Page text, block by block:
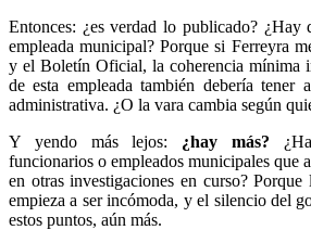
Entonces: ¿es verdad lo publicado? ¿Hay
empleada municipal? Porque si Ferreyra
y el Boletín Oficial, la coherencia mínima
de esta empleada también debería tener
administrativa. ¿O la vara cambia según
Y yendo más lejos: ¿hay más?
funcionarios o empleados municipales que
en otras investigaciones en curso?
empieza a ser incómoda, y el silencio del
estos puntos, aún más.